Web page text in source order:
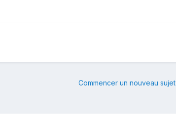
Commencer un nouveau sujet